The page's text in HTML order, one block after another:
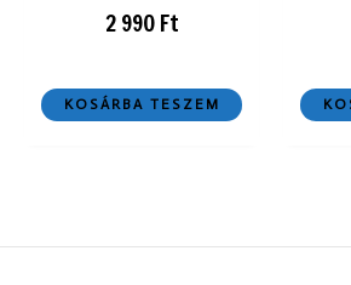
2 990Ft
KOSÁRBA TESZEM